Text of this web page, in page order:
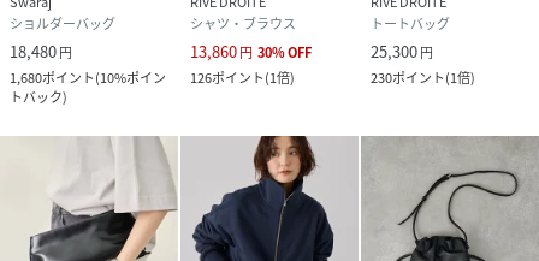
ショルダーバッグ
18,480円
1,680ポイント(10%ポイン
トバック)
シャツ・ブラウス
13,860円 30%OFF
126ポイント(1倍)
トートバッグ
25,300円
230ポイント(1倍)